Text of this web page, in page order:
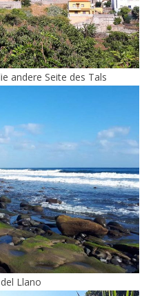
andere Seite des Tals
Llano